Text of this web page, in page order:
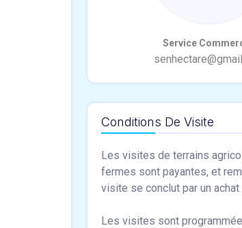
Conditions De Visite
Les visites de terrains
fermes sont payantes, et
visite se conclut par un achat
Les visites sont